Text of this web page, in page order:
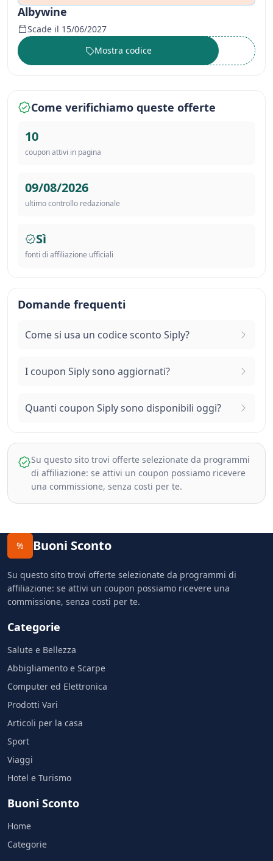
Albywine
Scade il 15/06/2027
••••••
Mostra codice
Come verifichiamo queste offerte
10
coupon attivi in pagina
09/08/2026
ultimo controllo redazionale
Sì
fonti di affiliazione ufficiali
Domande frequenti
Come si usa un codice sconto Siply?
I coupon Siply sono aggiornati?
Quanti coupon Siply sono disponibili oggi?
Su questo sito trovi offerte selezionate da programmi
di affiliazione: se attivi un coupon possiamo ricevere
una commissione, senza costi per te.
% Buoni Sconto
Su questo sito trovi offerte selezionate da programmi di
affiliazione: se attivi un coupon possiamo ricevere una
commissione, senza costi per te.
Categorie
Salute e Bellezza
Abbigliamento e Scarpe
Computer ed Elettronica
Prodotti Vari
Articoli per la casa
Sport
Viaggi
Hotel e Turismo
Buoni Sconto
Home
Categorie